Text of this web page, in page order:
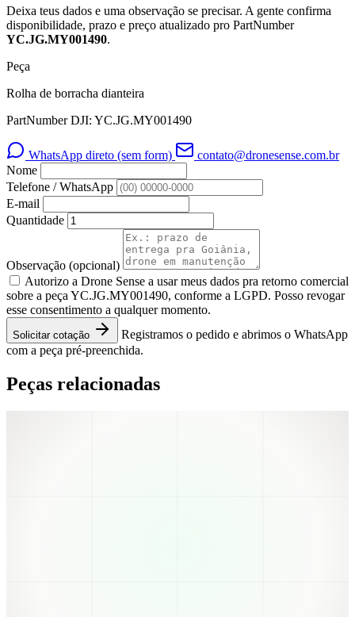
Deixa teus dados e uma observação se precisar. A gente confirma
disponibilidade, prazo e preço atualizado pro PartNumber
YC.JG.MY001490.
Peça
Rolha de borracha dianteira
PartNumber DJI: YC.JG.MY001490
WhatsApp direto (sem form)
contato@dronesense.com.br
Nome
Telefone / WhatsApp
E-mail
Quantidade
Observação (opcional)
Autorizo a Drone Sense a usar meus dados pra retorno comercial
sobre a peça YC.JG.MY001490, conforme a LGPD. Posso revogar
esse consentimento a qualquer momento.
Solicitar cotação
Registramos o pedido e abrimos o WhatsApp
com a peça pré-preenchida.
Peças relacionadas